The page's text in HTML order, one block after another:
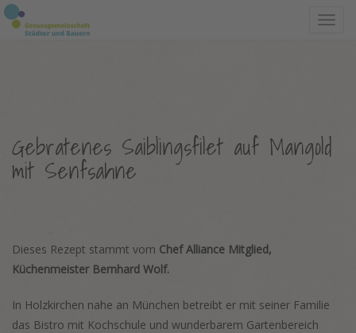
Gebratenes Saiblingsfilet auf Mangold
mit Senfsahne
Dieses Rezept stammt vom Chef Alliance Mitglied,
Küchenmeister Bernhard Wolf.
In Holzkirchen nahe an München betreibt er mit seiner Familie
das Bistro mit Kochschule und wunderbarem Gartenbereich